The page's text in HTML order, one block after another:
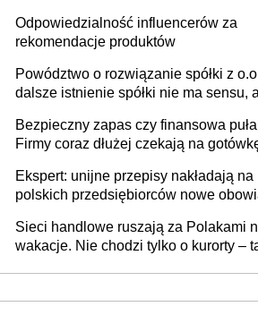
Odpowiedzialność influencerów za
rekomendacje produktów
Powództwo o rozwiązanie spółki z
dalsze istnienie spółki nie ma sensu,
Bezpieczny zapas czy finansowa
Firmy coraz dłużej czekają na
Ekspert: unijne przepisy nakładają na
polskich przedsiębiorców nowe
Sieci handlowe ruszają za Polakami
wakacje. Nie chodzi tylko o kurorty –